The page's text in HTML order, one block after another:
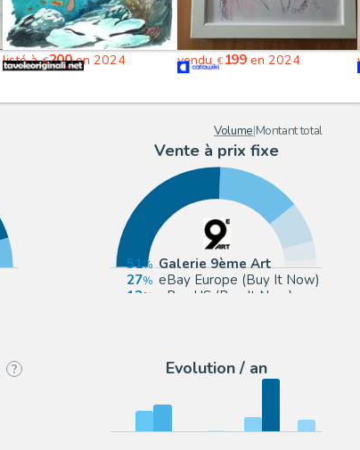
listé à€200en 2024 vendu€ 199en 2024
Volume|Montant total
Vente à prix fixe
51
Galerie 9ème Art
27
eBay Europe (Buy It Now)
13
eBay US (Buy It Now)
? Evolution / an